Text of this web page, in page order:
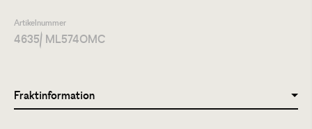
Artikelnummer
4635/ ML574OMC
Fraktinformation